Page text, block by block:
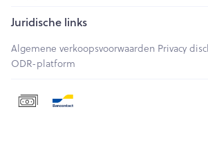
Juridische links
Algemene verkoopsvoorwaarden Privacy
ODR-platform